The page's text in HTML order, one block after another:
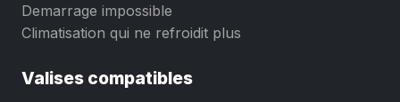
Demarrage impossible
Climatisation qui ne refroidit plus
Valises compatibles